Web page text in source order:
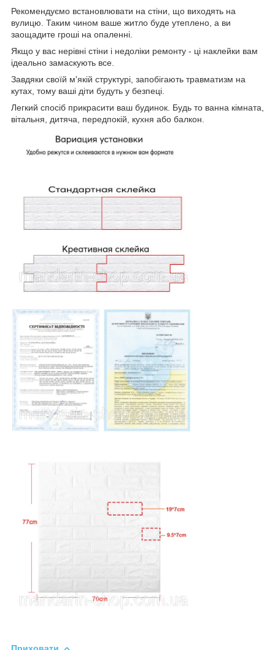
Рекомендуємо встановлювати на стіни, що виходять на
вулицю. Таким чином ваше житло буде утеплено, а ви
заощадите гроші на опаленні.
Якщо у вас нерівні стіни і недоліки ремонту - ці наклейки вам
ідеально замаскують все.
Завдяки своїй м'якій структурі, запобігають травматизм на
кутах, тому ваші діти будуть у безпеці.
Легкий спосіб прикрасити ваш будинок. Будь то ванна кімната,
вітальня, дитяча, передпокій, кухня або балкон.